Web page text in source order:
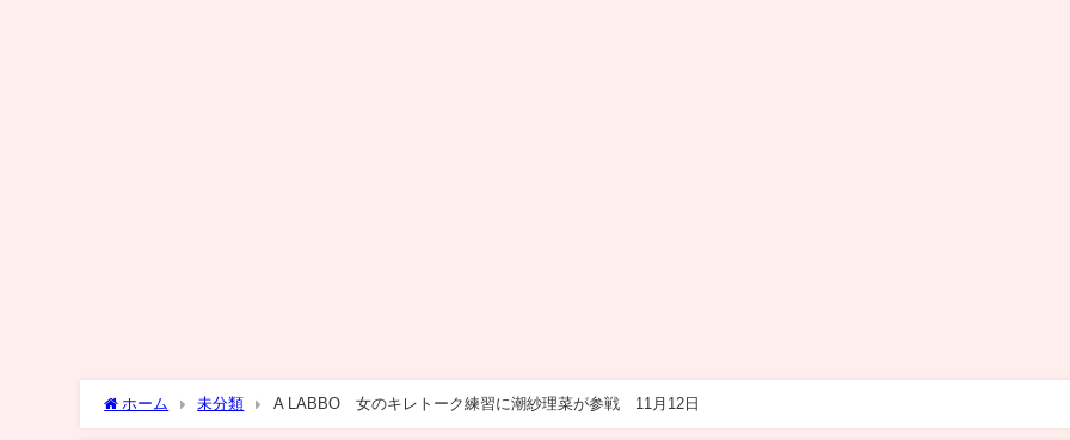
ホーム 未分類 A LABBO 女のキレトーク練習に潮紗理菜が参戦 11月12日